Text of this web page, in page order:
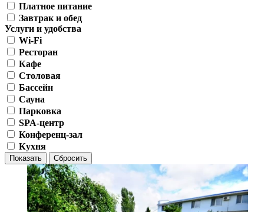
Платное питание
Завтрак и обед
Услуги и удобства
Wi-Fi
Ресторан
Кафе
Столовая
Бассейн
Сауна
Парковка
SPA-центр
Конференц-зал
Кухня
Показать Сбросить